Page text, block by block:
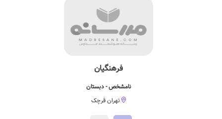
فرهنگیان
نامشخص - دبستان
تهران قرچک